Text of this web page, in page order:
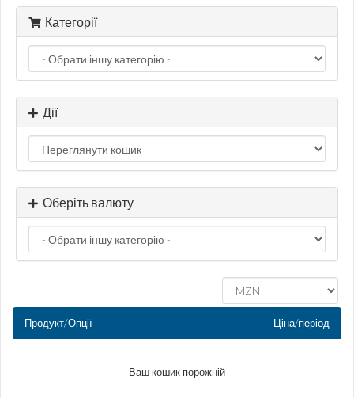
Категорії
Дії
Оберіть валюту
Продукт/Опції Ціна/період
Ваш кошик порожній